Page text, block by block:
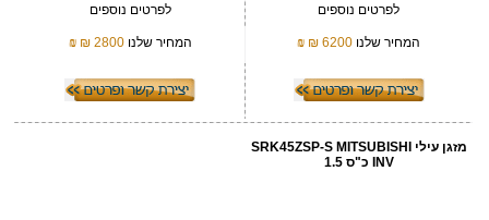
לפרטים נוספים
המחיר שלנו 6200 ₪
₪
לפרטים נוספים
המחיר שלנו2800 ₪
₪
מזגן עילי SRK45ZSP-S MITSUBISHI
INV כ"ס 1.5